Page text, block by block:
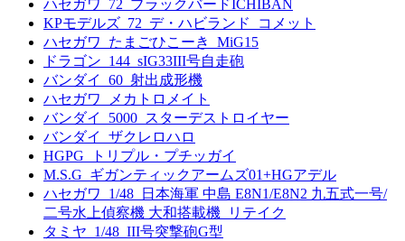
ハセガワ_72_ブラックバードICHIBAN
KPモデルズ_72_デ・ハビランド_コメット
ハセガワ_たまごひこーき_MiG15
ドラゴン_144_sIG33III号自走砲
バンダイ_60_射出成形機
ハセガワ_メカトロメイト
バンダイ_5000_スターデストロイヤー
バンダイ_ザクレロハロ
HGPG_トリプル・プチッガイ
M.S.G_ギガンティックアームズ01+HGアデル
ハセガワ_1/48_日本海軍 中島 E8N1/E8N2 九五式一号/
二号水上偵察機 大和搭載機_リテイク
タミヤ_1/48_III号突撃砲G型